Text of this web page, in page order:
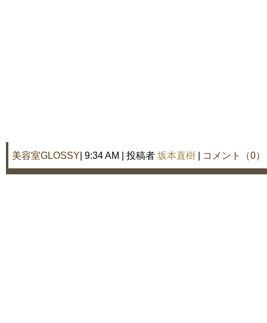
美容室GLOSSY | 9:34 AM | 投稿者 坂本直樹 コメント（0）